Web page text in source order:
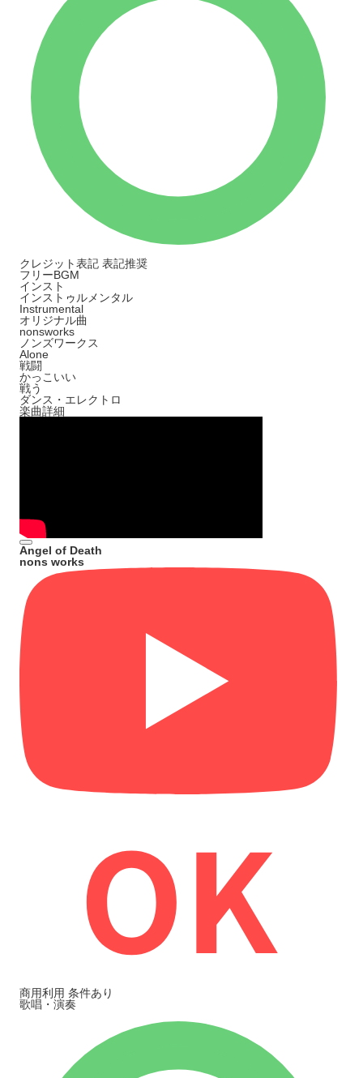
クレジット表記 表記推奨
フリーBGM
インスト
インストゥルメンタル
Instrumental
オリジナル曲
nonsworks
ノンズワークス
Alone
戦闘
かっこいい
戦う
ダンス・エレクトロ
楽曲詳細
Angel of Death
nons works
商用利用 条件あり
歌唱・演奏